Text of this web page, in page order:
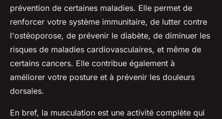
prévention de certaines maladies. Elle permet de
renforcer votre système immunitaire, de lutter contre
l'ostéoporose, de prévenir le diabète, de diminuer les
risques de maladies cardiovasculaires, et même de
certains cancers. Elle contribue également à
améliorer votre posture et à prévenir les douleurs
dorsales.
En bref, la musculation est une activité complète qui